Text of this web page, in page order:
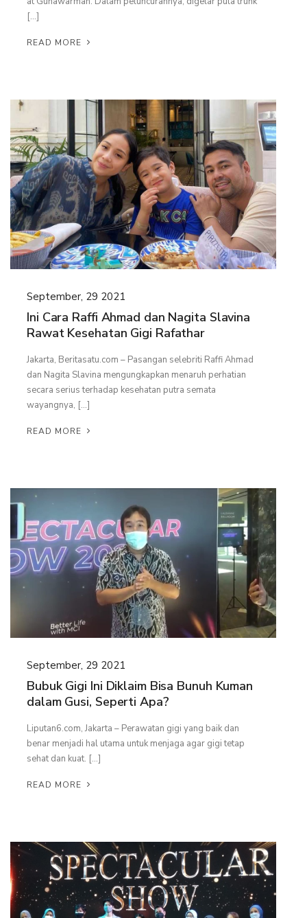
[…]
READ MORE
September, 29 2021
Ini Cara Raffi Ahmad dan Nagita Slavina
Rawat Kesehatan Gigi Rafathar
Jakarta, Beritasatu.com – Pasangan selebriti Raffi Ahmad
dan Nagita Slavina mengungkapkan menaruh perhatian
secara serius terhadap kesehatan putra semata
wayangnya, […]
READ MORE
September, 29 2021
Bubuk Gigi Ini Diklaim Bisa Bunuh Kuman
dalam Gusi, Seperti Apa?
Liputan6.com, Jakarta – Perawatan gigi yang baik dan
benar menjadi hal utama untuk menjaga agar gigi tetap
sehat dan kuat. […]
READ MORE